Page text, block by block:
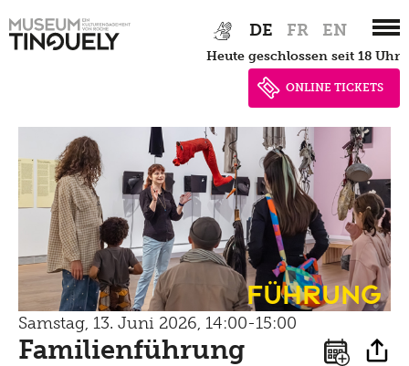
Hauptnavigation
to
DE FR EN
heute geschlossen seit 18 Uhr
ONLINE TICKETS
Lernen
Newsletter
Menu
Brunch
Kontakt
Late Thursday Menu
Führung
Samstag, 13. Juni 2026, 14:00-15:00
Familienführung